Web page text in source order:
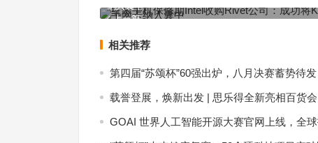
上一篇
纳入囊中
相关推荐
第四届“苏颂杯”60强出炉，八月决赛蓄势待发
载誉登展，焕新出发 | 思乐得全新亮相百货会
GOAI 世界人工智能开源大赛官网上线，全